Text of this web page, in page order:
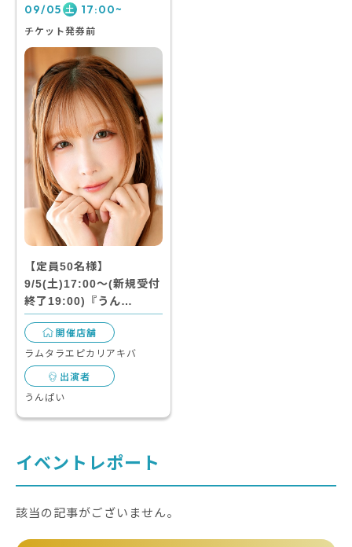
09/05 土 17:00~
チケット発券前
【定員50名様】
9/5(土)17:00～(新規受付
終了19:00)『うん…
開催店舗
ラムタラエピカリアキバ
出演者
うんぱい
イベントレポート
該当の記事がございません。